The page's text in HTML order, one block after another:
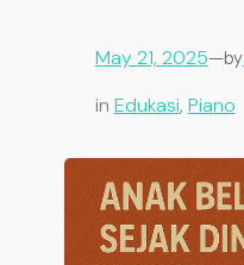
May 21, 2025—by
in Edukasi, Piano